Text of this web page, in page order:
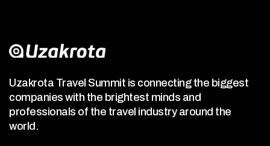
Uzakrota Travel Summit is connecting the biggest
companies with the brightest minds and
professionals of the travel industry around the
world.